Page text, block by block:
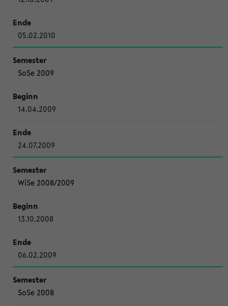
05.02.2010
SoSe 2009
14.04.2009
24.07.2009
WiSe 2008/2009
13.10.2008
06.02.2009
SoSe 2008